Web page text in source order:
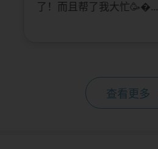
了！而且帮了我大忙🥳...
查看更多